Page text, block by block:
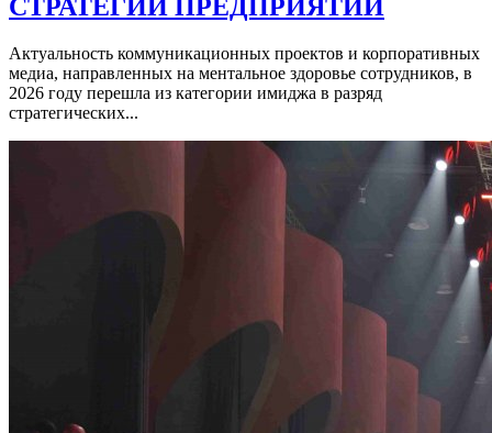
СТРАТЕГИИ ПРЕДПРИЯТИЙ
Актуальность коммуникационных проектов и корпоративных
медиа, направленных на ментальное здоровье сотрудников, в
2026 году перешла из категории имиджа в разряд
стратегических...